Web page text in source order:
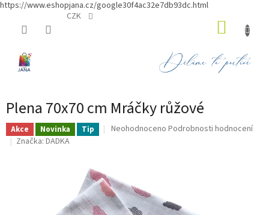
https://www.eshopjana.cz/google30f4ac32e7db93dc.html
CZK
Plena 70x70 cm Mráčky růžové
Akce Novinka Tip
Průměrné
0,0
z
5
hvězdiček.
Neohodnoceno Podrobnosti hodnocení
Značka: DADKA